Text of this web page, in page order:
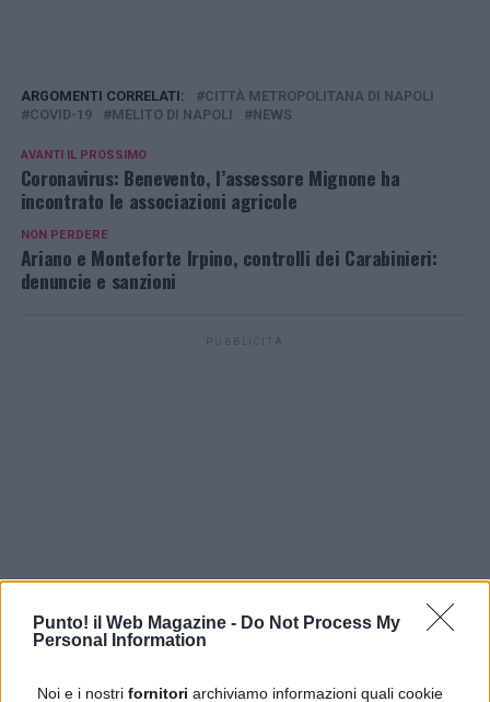
Punto! il Web Magazine - Do Not Process My
Personal Information
Noi e i nostri fornitori archiviamo informazioni quali cookie
ARGOMENTI CORRELATI:
CITTÀ METROPOLITANA DI NAPOLI
COVID-19
MELITO DI NAPOLI NEWS
AVANTI IL ​​PROSSIMO
Coronavirus: Benevento, l’assessore Mignone ha
incontrato le associazioni agricole
NON PERDERE
Ariano e Monteforte Irpino, controlli dei Carabinieri:
denuncie e sanzioni
PUBBLICITÀ